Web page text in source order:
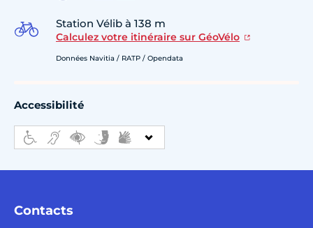
Station Vélib à 138 m
Calculez votre itinéraire sur GéoVélo
Données Navitia / RATP / Opendata
Accessibilité
Contacts